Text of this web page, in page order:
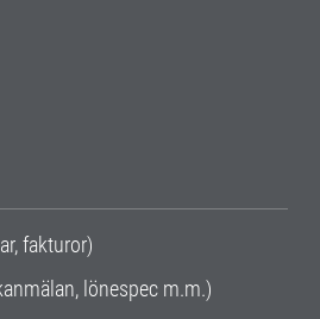
fakturor)
lönespec m.m.)